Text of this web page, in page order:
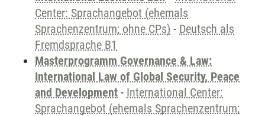
Center: Sprachangebot (ehemals
Sprachenzentrum; ohne CPs) - Deutsch als
Fremdsprache B1
Masterprogramm Governance & Law:
International Law of Global Security, Peace
and Development - International Center:
Sprachangebot (ehemals Sprachenzentrum;